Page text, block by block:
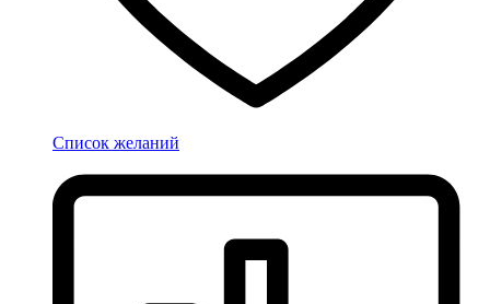
Список желаний